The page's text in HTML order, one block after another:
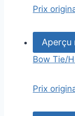
Prix
Aperçu
Bow Tie/
Prix